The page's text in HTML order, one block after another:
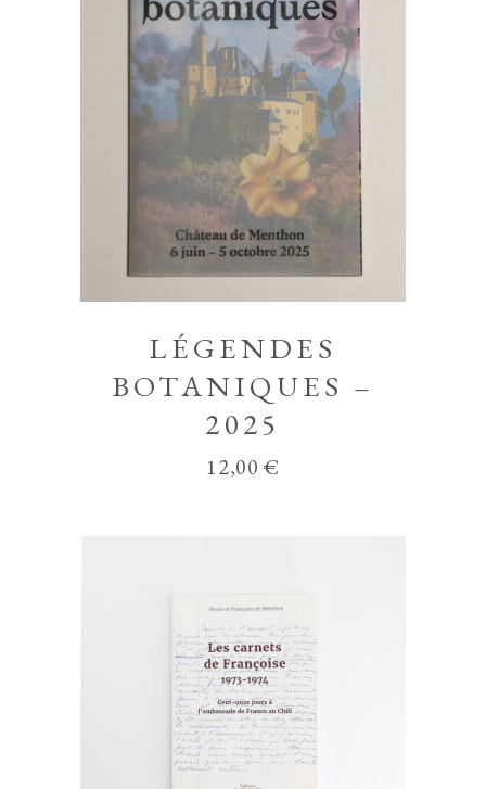
LÉGENDES
BOTANIQUES –
2025
12,00€